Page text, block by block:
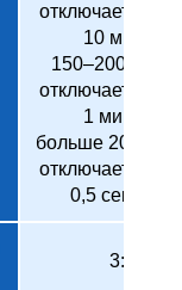
отключается
10 минут
150–200%:
отключается
1 минуту
больше 200%:
отключается
0,5 секунды
3:1